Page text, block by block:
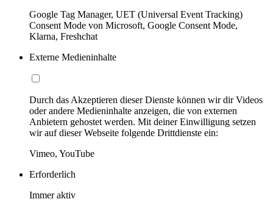
Google Tag Manager, UET (Universal Event Tracking)
Consent Mode von Microsoft, Google Consent Mode,
Klarna, Freshchat
Externe Medieninhalte
Durch das Akzeptieren dieser Dienste können wir dir Videos
oder andere Medieninhalte anzeigen, die von externen
Anbietern gehostet werden. Mit deiner Einwilligung setzen
wir auf dieser Webseite folgende Drittdienste ein:
Vimeo, YouTube
Erforderlich
Immer aktiv